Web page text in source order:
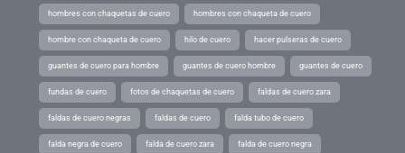
hombres con chaquetas de cuero hombres con chaqueta de cuero
hombre con chaqueta de cuero hilo de cuero hacer pulseras de cuero
guantes de cuero para hombre guantes de cuero hombre guantes de cuero
fundas de cuero fotos de chaquetas de cuero faldas de cuero zara
faldas de cuero negras faldas de cuero falda tubo de cuero
falda negra de cuero falda de cuero zara falda de cuero negra